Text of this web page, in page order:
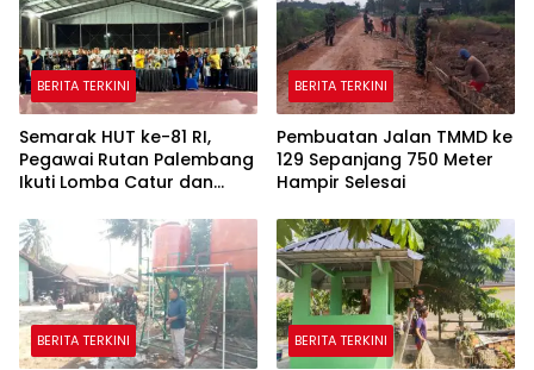
BERITA TERKINI
Semarak HUT ke-81 RI,
Pegawai Rutan Palembang
Ikuti Lomba Catur dan
BERITA TERKINI
Pembuatan Jalan TMMD ke
129 Sepanjang 750 Meter
Hampir Selesai
BERITA TERKINI BERITA TERKINI